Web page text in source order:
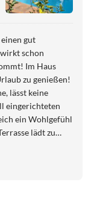
gut
schon
Im Haus
zu genießen!
lässt keine
eingerichteten
ein Wohlgefühl
lädt zu
Blick auf